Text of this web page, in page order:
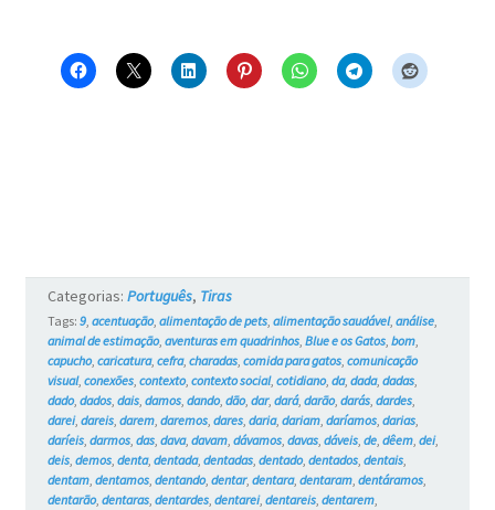
–
#761
Categorias: Português, Tiras
Tags: 9, acentuação, alimentação de pets, alimentação saudável, análise,
animal de estimação, aventuras em quadrinhos, Blue e os Gatos, bom,
capucho, caricatura, cefra, charadas, comida para gatos, comunicação
visual, conexões, contexto, contexto social, cotidiano, da, dada, dadas,
dado, dados, dais, damos, dando, dão, dar, dará, darão, darás, dardes,
darei, dareis, darem, daremos, dares, daria, dariam, daríamos, darias,
daríeis, darmos, das, dava, davam, dávamos, davas, dáveis, de, dêem, dei,
deis, demos, denta, dentada, dentadas, dentado, dentados, dentais,
dentam, dentamos, dentando, dentar, dentara, dentaram, dentáramos,
dentarão, dentaras, dentardes, dentarei, dentareis, dentarem,